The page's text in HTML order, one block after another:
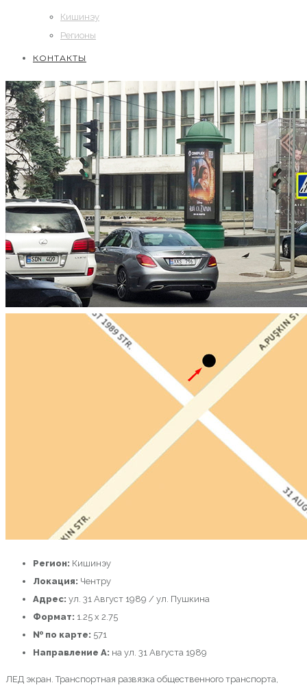
Кишинэу
Регионы
КОНТАКТЫ
Регион: Кишинэу
Локация: Чентру
Адрес: ул. 31 Август 1989 / ул. Пушкина
Формат: 1.25 x 2.75
№ по карте: 571
Направление A: на ул. 31 Августа 1989
ЛЕД экран. Транспортная развязка общественного транспорта,